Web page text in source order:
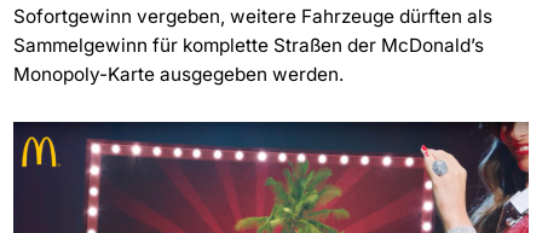
Sofortgewinn vergeben, weitere Fahrzeuge dürften als
Sammelgewinn für komplette Straßen der McDonald’s
Monopoly-Karte ausgegeben werden.